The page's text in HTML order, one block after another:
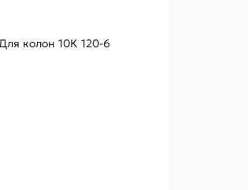
колон 10К 120-6